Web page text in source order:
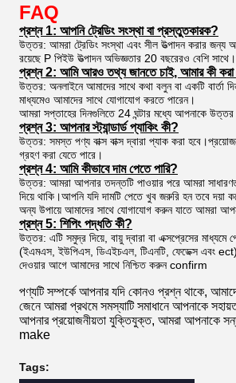
FAQ
প্রশ্ন 1: আপনি ট্রেডিং সংস্থা বা প্রস্তুতকারক?
উত্তর: আমরা ট্রেডিং সংস্থা এবং সীল উত্পাদন করার জন্য
রয়েছে P পিইউ উত্পাদন অভিজ্ঞতার 20 বছরেরও বেশি সাথে।
প্রশ্ন 2: আমি আরও তথ্য জানতে চাই, আমার কী
উত্তর: অনলাইনে আমাদের সাথে কথা বলুন বা একটি বার্তা
মাধ্যমেও আমাদের সাথে যোগাযোগ করতে পারেন।
আমরা সপ্তাহের দিনগুলিতে 24 ঘন্টার মধ্যে আপনাকে উত্তর
প্রশ্ন 3: আপনার স্ট্যান্ডার্ড প্যাকিং কী?
উত্তর: সমস্ত পণ্য বাক্স বাক্স দ্বারা প্যাক করা
গ্রহণ করা যেতে পারে।
প্রশ্ন 4: আমি কীভাবে দাম পেতে পারি?
উত্তর: আমরা আপনার তদন্তটি পাওয়ার পরে আমরা
দিয়ে থাকি।আপনি যদি দামটি পেতে খুব জরুরি হন তবে দয়া
অন্য উপায়ে আমাদের সাথে যোগাযোগ করুন যাতে আমরা
প্রশ্ন 5: শিপিং পদ্ধতি কী?
উত্তর: এটি সমুদ্র দিয়ে, বায়ু দ্বারা বা এক্সপ্রেসের মাধ্যমে
(ইএমএস, ইউপিএস, ডিএইচএল, টিএনটি, ফেডেক্স এবং
দেওয়ার আগে আমাদের সাথে নিশ্চিত করুন confirm
পণ্যটি সম্পর্কে আপনার যদি কোনও প্রশ্ন থাকে,
জেনে আমরা প্রথমে সমস্যাটি সমাধানে আপনাকে
আপনার প্রয়োজনীয়তা যুক্তিযুক্ত, আমরা আপনাকে
make
Tags: